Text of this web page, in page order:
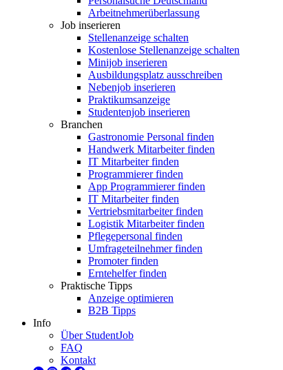
Arbeitnehmerüberlassung
Job inserieren
Stellenanzeige schalten
Kostenlose Stellenanzeige schalten
Minijob inserieren
Ausbildungsplatz ausschreiben
Nebenjob inserieren
Praktikumsanzeige
Studentenjob inserieren
Branchen
Gastronomie Personal finden
Handwerk Mitarbeiter finden
IT Mitarbeiter finden
Programmierer finden
App Programmierer finden
IT Mitarbeiter finden
Vertriebsmitarbeiter finden
Logistik Mitarbeiter finden
Pflegepersonal finden
Umfrageteilnehmer finden
Promoter finden
Erntehelfer finden
Praktische Tipps
Anzeige optimieren
B2B Tipps
Info
Über StudentJob
FAQ
Kontakt